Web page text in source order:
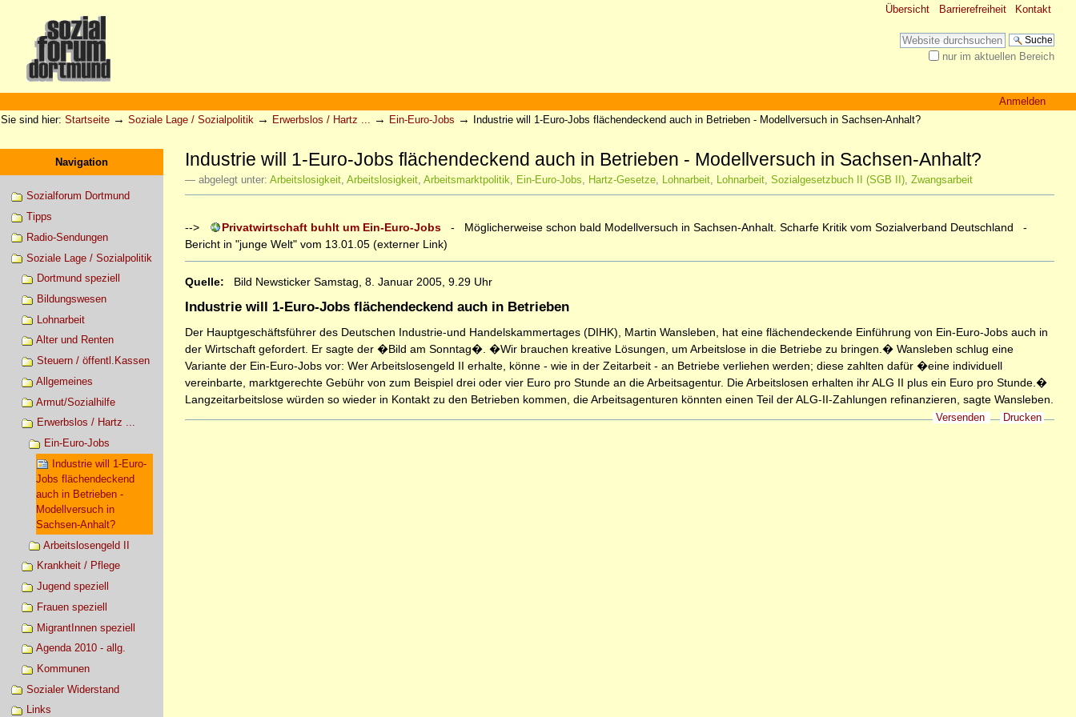
Übersicht Barrierefreiheit Kontakt
Website durchsuchen
nur im aktuellen Bereich
Werkzeuge
Anmelden
Sie sind hier: Startseite → Soziale Lage / Sozialpolitik → Erwerbslos / Hartz ... → Ein-Euro-Jobs → Industrie will 1-Euro-Jobs flächendeckend auch in Betrieben - Modellversuch in Sachsen-Anhalt?
Navigation
Sozialforum Dortmund
Tipps
Radio-Sendungen
Soziale Lage / Sozialpolitik
Dortmund speziell
Bildungswesen
Lohnarbeit
Alter und Renten
Steuern / öffentl.Kassen
Allgemeines
Armut/Sozialhilfe
Erwerbslos / Hartz ...
Ein-Euro-Jobs
Industrie will 1-Euro-
Jobs flächendeckend
auch in Betrieben -
Modellversuch in
Sachsen-Anhalt?
Arbeitslosengeld II
Krankheit / Pflege
Jugend speziell
Frauen speziell
MigrantInnen speziell
Agenda 2010 - allg.
Kommunen
Sozialer Widerstand
Links
Industrie will 1-Euro-Jobs flächendeckend auch in Betrieben - Modellversuch in Sachsen-Anhalt?
— abgelegt unter: Arbeitslosigkeit, Arbeitslosigkeit, Arbeitsmarktpolitik, Ein-Euro-Jobs, Hartz-Gesetze, Lohnarbeit, Lohnarbeit, Sozialgesetzbuch II (SGB II), Zwangsarbeit
--> Privatwirtschaft buhlt um Ein-Euro-Jobs
- Möglicherweise schon bald Modellversuch in Sachsen-Anhalt. Scharfe Kritik vom Sozialverband Deutschland -
Bericht in "junge Welt" vom 13.01.05 (externer Link)
Quelle: Bild Newsticker Samstag, 8. Januar 2005, 9.29 Uhr
Industrie will 1-Euro-Jobs flächendeckend auch in Betrieben
Der Hauptgeschäftsführer des Deutschen Industrie-und Handelskammertages (DIHK), Martin Wansleben, hat eine flächendeckende Einführung von Ein-Euro-Jobs auch in
der Wirtschaft gefordert. Er sagte der �Bild am Sonntag�. �Wir brauchen kreative Lösungen, um Arbeitslose in die Betriebe zu bringen.� Wansleben schlug eine
Variante der Ein-Euro-Jobs vor: Wer Arbeitslosengeld II erhalte, könne - wie in der Zeitarbeit - an Betriebe verliehen werden; diese zahlten dafür �eine individuell
vereinbarte, marktgerechte Gebühr von zum Beispiel drei oder vier Euro pro Stunde an die Arbeitsagentur. Die Arbeitslosen erhalten ihr ALG II plus ein Euro pro Stunde.�
Langzeitarbeitslose würden so wieder in Kontakt zu den Betrieben kommen, die Arbeitsagenturen könnten einen Teil der ALG-II-Zahlungen refinanzieren, sagte Wansleben.
Versenden Drucken